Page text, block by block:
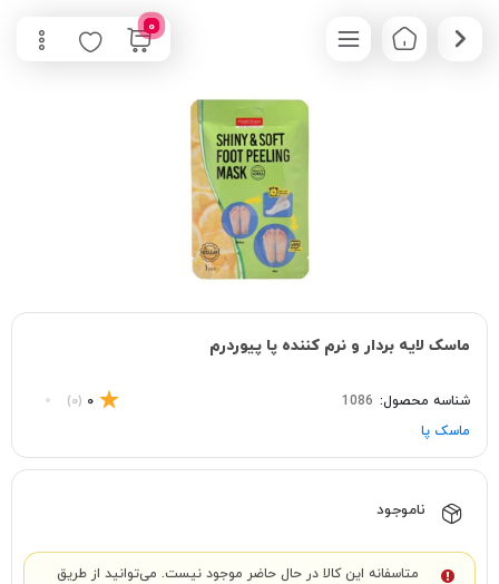
0
ماسک لایه بردار و نرم کننده پا پیوردرم
شناسه محصول: 1086
0
(0)
ماسک پا
ناموجود
متاسفانه این کالا در حال حاضر موجود نیست. می‌توانید از طریق